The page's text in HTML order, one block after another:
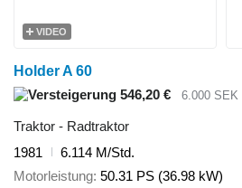
VIDEO
Holder A 60
546,20 €
6.000 SEK
Traktor - Radtraktor
1981
6.114 M/Std.
Motorleistung 50.31 PS (36.98 kW)